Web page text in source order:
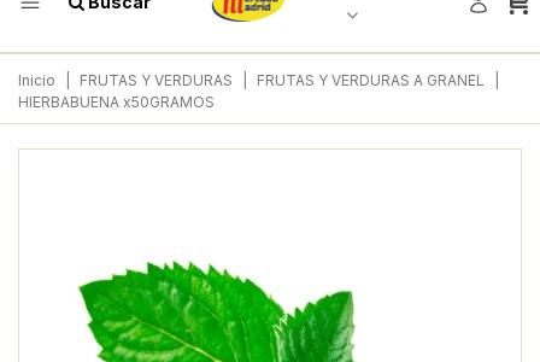
Inicio FRUTAS Y VERDURAS FRUTAS Y VERDURAS A GRANEL
HIERBABUENA x50GRAMOS